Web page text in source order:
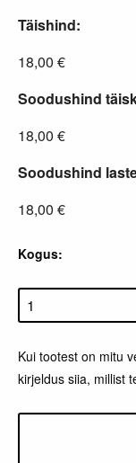
Täishind:
18,00 €
Soodushind
18,00 €
Soodushind
18,00 €
Kogus:
Kui tootest on mitu
kirjeldus siia, millist